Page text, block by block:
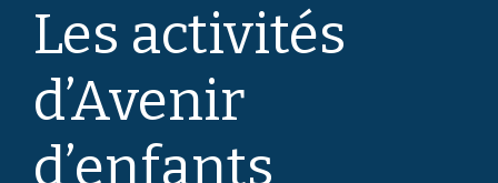
Les activités
d’Avenir
d’enfants